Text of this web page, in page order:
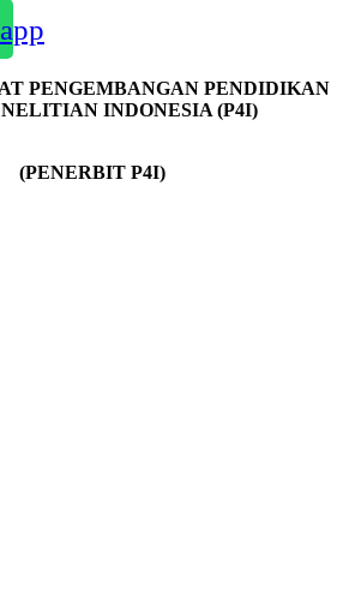
PENGEMBANGAN PENDIDIKAN
INDONESIA (P4I)
(PENERBIT P4I)